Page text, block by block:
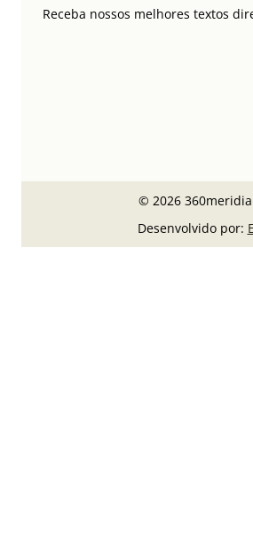
Receba nossos melhores textos
© 2026
Desenvolvido por: